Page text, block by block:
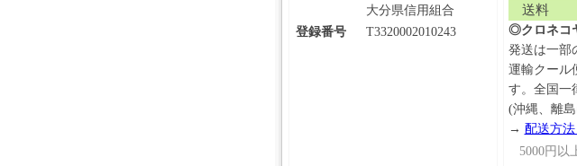
大分県信用組合
登録番号
T3320002010243
送料
◎クロネコ
発送は一部
運輸クール
す。全国一
(沖縄、離
→ 配送方
5000円以